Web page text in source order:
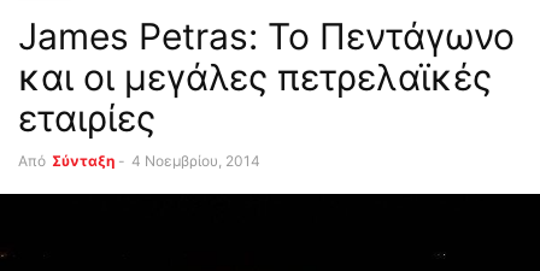
James Petras: Το Πεντάγωνο
και οι μεγάλες πετρελαϊκές
εταιρίες
Από Σύνταξη - 4 Νοεμβρίου, 2014